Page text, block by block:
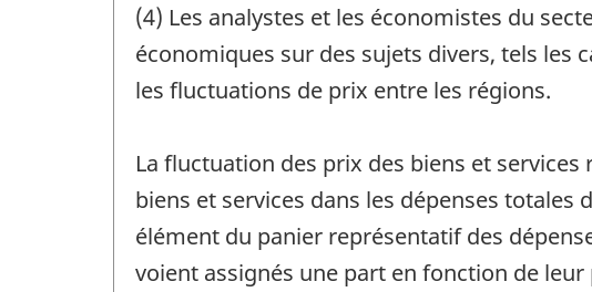
(4) Les analystes et les économistes du
économiques sur des sujets divers, tels les
les fluctuations de prix entre les régions.
La fluctuation des prix des biens et
biens et services dans les dépenses
élément du panier représentatif des
voient assignés une part en fonction de